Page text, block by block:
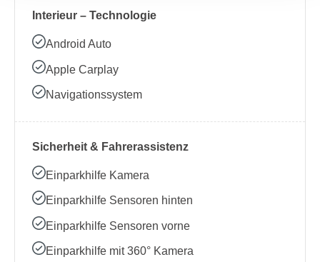
Interieur – Technologie
Android Auto
Apple Carplay
Navigationssystem
Sicherheit & Fahrerassistenz
Einparkhilfe Kamera
Einparkhilfe Sensoren hinten
Einparkhilfe Sensoren vorne
Einparkhilfe mit 360° Kamera